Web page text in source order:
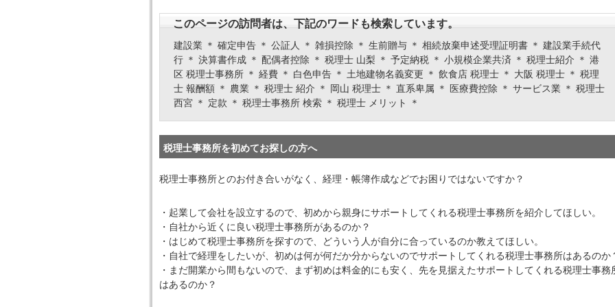
このページの訪問者は、下記のワードも検索しています。
建設業 ＊ 確定申告 ＊ 公証人 ＊ 雑損控除 ＊ 生前贈与 ＊ 相続放棄申述受理証明書 ＊ 建設業手続代
行 ＊ 決算書作成 ＊ 配偶者控除 ＊ 税理士 山梨 ＊ 予定納税 ＊ 小規模企業共済 ＊ 税理士紹介 ＊ 港
区 税理士事務所 ＊ 経費 ＊ 白色申告 ＊ 土地建物名義変更 ＊ 飲食店 税理士 ＊ 大阪 税理士 ＊ 税理
士 報酬額 ＊ 農業 ＊ 税理士 紹介 ＊ 岡山 税理士 ＊ 直系卑属 ＊ 医療費控除 ＊ サービス業 ＊ 税理士
西宮 ＊ 定款 ＊ 税理士事務所 検索 ＊ 税理士 メリット ＊
税理士事務所を初めてお探しの方へ
税理士事務所とのお付き合いがなく、経理・帳簿作成などでお困りではないですか？
・起業して会社を設立するので、初めから親身にサポートしてくれる税理士事務所を紹介してほしい。
・自社から近くに良い税理士事務所があるのか？
・はじめて税理士事務所を探すので、どういう人が自分に合っているのか教えてほしい。
・自社で経理をしたいが、初めは何が何だか分からないのでサポートしてくれる税理士事務所はあるのか
・まだ開業から間もないので、まず初めは料金的にも安く、先を見据えたサポートしてくれる税理士事務
はあるのか？